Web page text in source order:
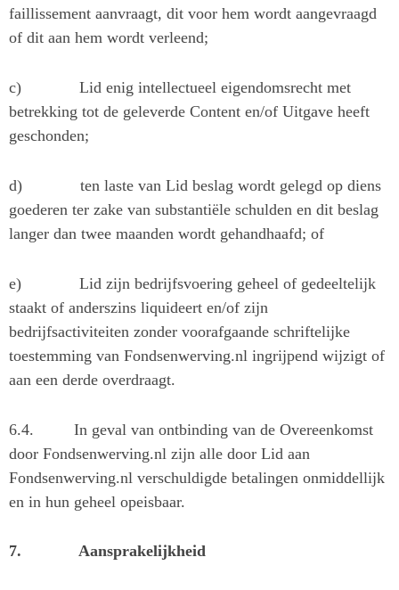
faillissement aanvraagt, dit voor hem wordt aangevraagd
of dit aan hem wordt verleend;
c) Lid enig intellectueel eigendomsrecht met
betrekking tot de geleverde Content en/of Uitgave heeft
geschonden;
d) ten laste van Lid beslag wordt gelegd op diens
goederen ter zake van substantiële schulden en dit beslag
langer dan twee maanden wordt gehandhaafd; of
e) Lid zijn bedrijfsvoering geheel of gedeeltelijk
staakt of anderszins liquideert en/of zijn
bedrijfsactiviteiten zonder voorafgaande schriftelijke
toestemming van Fondsenwerving.nl ingrijpend wijzigt of
aan een derde overdraagt.
6.4. In geval van ontbinding van de Overeenkomst
door Fondsenwerving.nl zijn alle door Lid aan
Fondsenwerving.nl verschuldigde betalingen onmiddellijk
en in hun geheel opeisbaar.
7. Aansprakelijkheid